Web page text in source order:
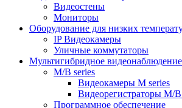
Видеостены
Мониторы
Оборудование для низких
IP Видеокамеры
Уличные коммутаторы
Мультигибридное видеонаблюдение
M/B series
Видеокамеры M series
Видеорегистраторы M/B
Программное обеспечение